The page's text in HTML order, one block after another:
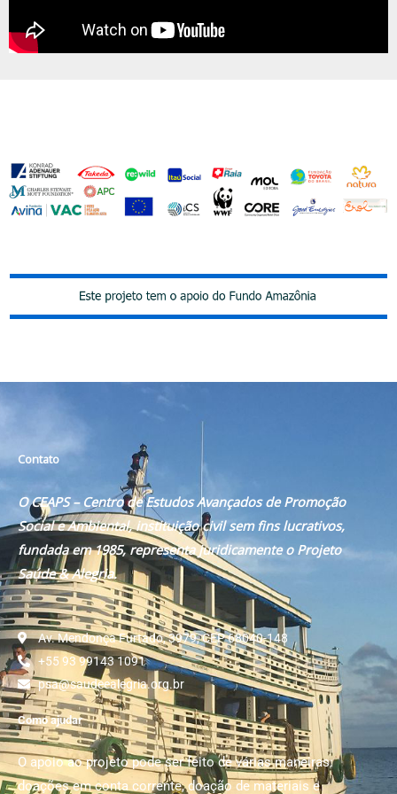
Contato
O CEAPS – Centro de Estudos Avançados de Promoção
Social e Ambiental, instituição civil sem fins lucrativos,
fundada em 1985, representa juridicamente o Projeto
Saúde & Alegria.
Av. Mendonça Furtado, 3979, CEP 68040-148
+55 93 99143 1091
psa@saudeealegria.org.br
Como ajudar
O apoio ao projeto pode ser feito de várias maneiras:
doações em conta corrente, doação de materiais e